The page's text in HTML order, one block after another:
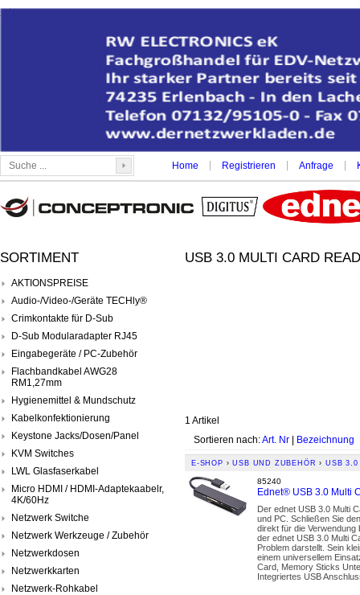
Home Registrieren Anfrage
SORTIMENT
AKTIONSPREISE
Audio-/Video-/Geräte TECHly®
Crimkontakte für D-Sub
D-Sub Modularadapter RJ45
Eingabegeräte / PC-Zubehör
Flachbandkabel AWG28
RM1,27mm
Hygienemittel & Mundschutz
Kabelkonfektionierung
Keystone Jacks/Dosen/Panel
KVM Switches
LWL Glasfaserkabel
Micro HDMI / HDMI-Adaptekaabelr,
4K/60Hz
Netzwerk Switche
Netzwerk Werkzeuge / Zubehör
Netzwerkdosen
Netzwerkkarten
Netzwerk-Rohkabel
USB 3.0 MULTI CARD
1 Artikel
Sortieren nach:Art. Nr | Bezeichnung
E-SHOP › USB UND ZUBEHÖR › USB 3.0
85240
Ednet® USB 3.0 Multi
Der ednet USB 3.0 Multi
und PC. Schließen Sie
direkt für die
der ednet USB 3.0 Multi
Problem darstellt. Sein
einem universellem
Card, Memory Sticks
Integriertes USB